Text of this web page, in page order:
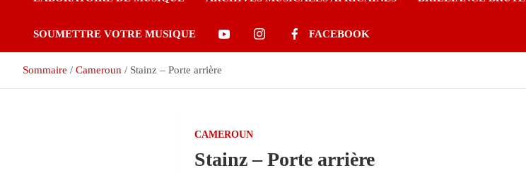
SOUMETTRE VOTRE MUSIQUE FACEBOOK
Sommaire Cameroun Stainz – Porte arrière
CAMEROUN
Stainz – Porte arrière